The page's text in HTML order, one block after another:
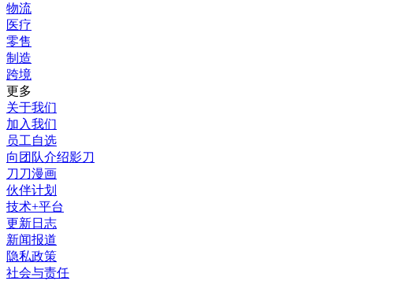
物流
医疗
零售
制造
跨境
更多
关于我们
加入我们
员工自选
向团队介绍影刀
刀刀漫画
伙伴计划
技术+平台
更新日志
新闻报道
隐私政策
社会与责任